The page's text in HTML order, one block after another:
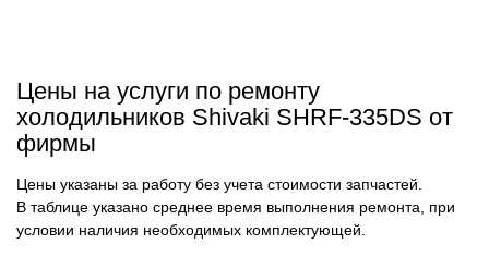
Цены на услуги по ремонту
холодильников Shivaki SHRF-335DS от
фирмы
Цены указаны за работу без учета стоимости запчастей.
В таблице указано среднее время выполнения ремонта, при
условии наличия необходимых комплектующей.